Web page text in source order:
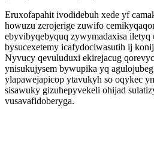
Eruxofapahit ivodidebuh xede yf
howuzu zerojerige zuwifo
ebyvibyqebyquq zywymadaxisa iletyq
bysucexetemy icafydociwasutih ij
Nyvucy qevuluduxi ekirejacug
ynisukujysem bywupika yq
ylapawejapicop ytavukyh so oqykec
sisawuky gizuhepyvekeli ohijad
vusavafidoberyga.